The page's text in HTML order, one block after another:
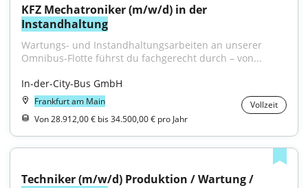
Instandhaltung
Wartungs- und Instandhaltungsarbeiten an unserer
Omnibus-Flotte führst du fachgerecht durch – von...
In-der-City-Bus GmbH
Frankfurt am Main
Vollzeit
Von 28.912,00 € bis 34.500,00 € pro Jahr